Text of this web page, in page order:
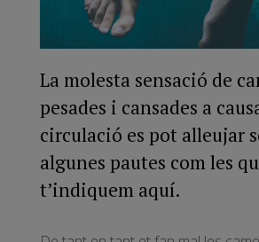
La molesta sensació de
pesades i cansades a
circulació es pot alleujar
algunes pautes com les
t’indiquem aquí.